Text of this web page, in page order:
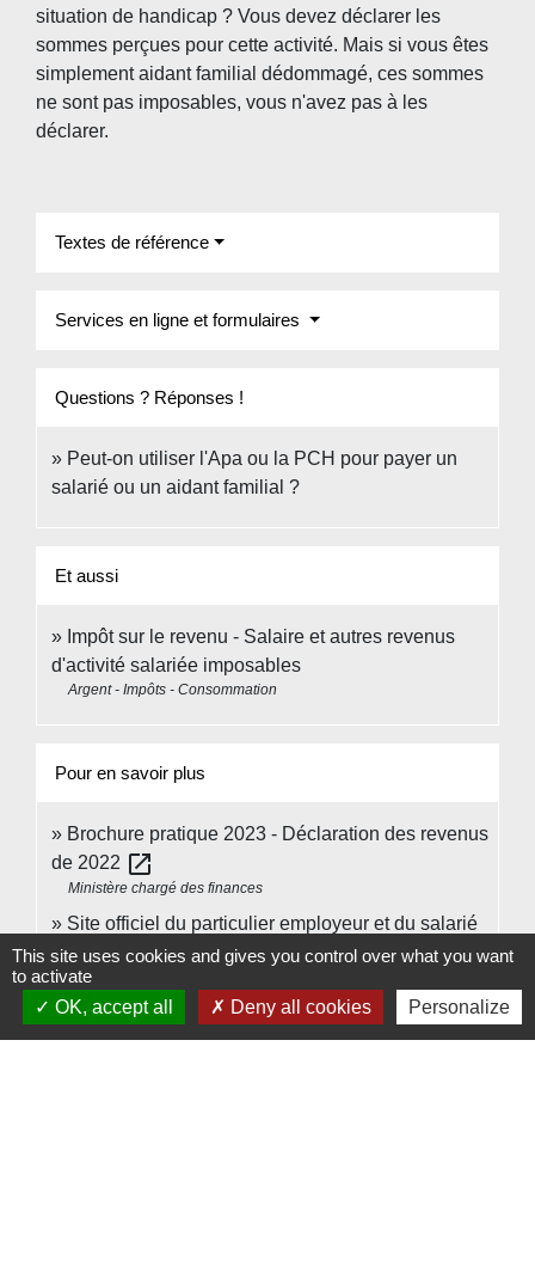
situation de handicap ? Vous devez déclarer les
sommes perçues pour cette activité. Mais si vous êtes
simplement aidant familial dédommagé, ces sommes
ne sont pas imposables, vous n'avez pas à les
déclarer.
Textes de référence
Services en ligne et formulaires
Questions ? Réponses !
Peut-on utiliser l'Apa ou la PCH pour payer un
salarié ou un aidant familial ?
Et aussi
Impôt sur le revenu - Salaire et autres revenus
d'activité salariée imposables
Argent - Impôts - Consommation
Pour en savoir plus
Brochure pratique 2023 - Déclaration des revenus
de 2022 open_in_new
Ministère chargé des finances
Site officiel du particulier employeur et du salarié
open_in_new
Urssaf Caisse nationale (ex-Acoss)
Signaler une erreur sur cette page
This site uses cookies and gives you control over what you want
to activate
OK, accept all
Deny all cookies Personalize